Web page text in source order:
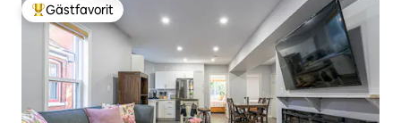
Populär gästfavorit
Gästfavorit